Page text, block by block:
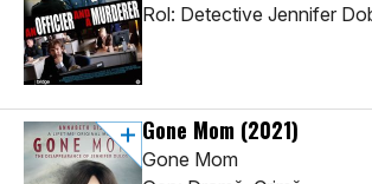
Rol: Detective Jennifer
Gone Mom (2021)
Gone Mom